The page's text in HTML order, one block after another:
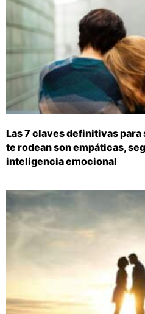
Las 7 claves definitivas para
te rodean son empáticas,
inteligencia emocional